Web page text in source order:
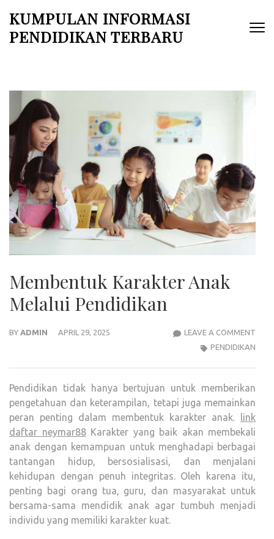
content
KUMPULAN INFORMASI
PENDIDIKAN TERBARU
Membentuk Karakter Anak
Melalui Pendidikan
BY ADMIN APRIL 29, 2025 LEAVE A COMMENT
PENDIDIKAN
Pendidikan tidak hanya bertujuan untuk memberikan
pengetahuan dan keterampilan, tetapi juga memainkan
peran penting dalam membentuk karakter anak.
link
daftar neymar88Karakter yang baik akan membekali
anak dengan kemampuan untuk menghadapi berbagai
tantangan hidup, bersosialisasi, dan menjalani
kehidupan dengan penuh integritas. Oleh karena itu,
penting bagi orang tua, guru, dan masyarakat untuk
bersama-sama mendidik anak agar tumbuh menjadi
individu yang memiliki karakter kuat.